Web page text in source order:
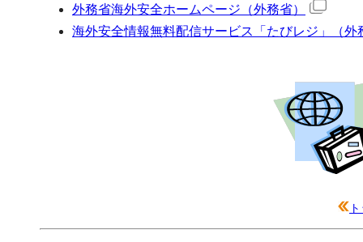
外務省海外安全ホームページ（外務省）
海外安全情報無料配信サービス「たびレジ」（外